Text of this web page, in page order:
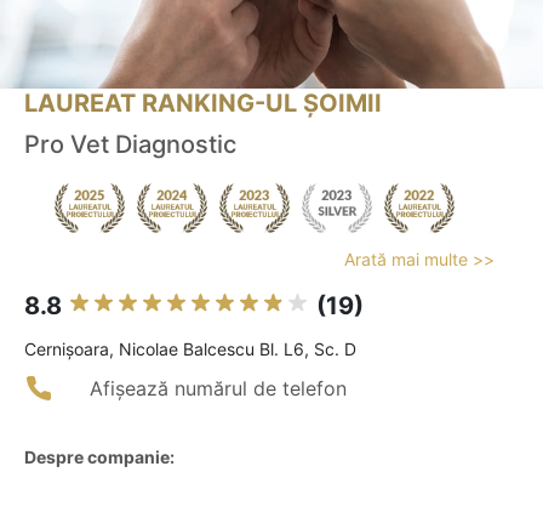
LAUREAT RANKING-UL ȘOIMII
Pro Vet Diagnostic
Arată mai multe >>
8.8 (19)
Cernişoara, Nicolae Balcescu Bl. L6, Sc. D
Afișează numărul de telefon
Despre companie: